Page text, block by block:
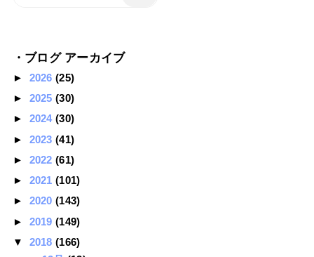
・ブログ アーカイブ
► 2026(25)
► 2025(30)
► 2024(30)
► 2023(41)
► 2022(61)
► 2021(101)
► 2020(143)
► 2019(149)
▼ 2018(166)